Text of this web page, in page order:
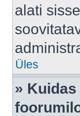
alati
Üles
»